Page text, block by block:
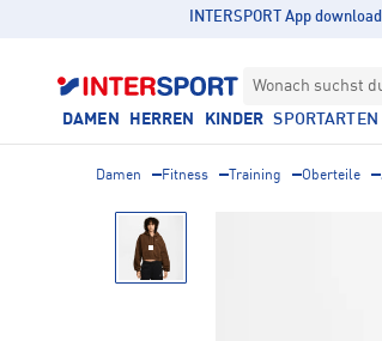
INTERSPORT App
Wonach suchst
DAMEN HERREN KINDER SPORTARTEN
Damen Fitness Training Oberteile